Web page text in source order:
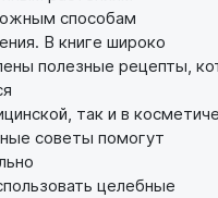
способам
В книге широко
полезные рецепты,
так и в
советы помогут
целебные